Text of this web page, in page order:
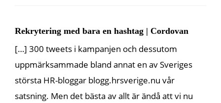
Rekrytering med bara en hashtag | Cordovan
[…] 300 tweets i kampanjen och dessutom
uppmärksammade bland annat en av Sveriges
största HR-bloggar blogg.hrsverige.nu vår
satsning. Men det bästa av allt är ändå att vi nu